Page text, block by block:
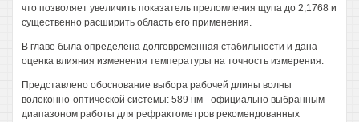
что позволяет увеличить показатель преломления щупа до 2,1768 и
существенно расширить область его применения.
В главе была определена долговременная стабильности и дана
оценка влияния изменения температуры на точность измерения.
Представлено обоснование выбора рабочей длины волны
волоконно-оптической системы: 589 нм - официально выбранным
диапазоном работы для рефрактометров рекомендованных